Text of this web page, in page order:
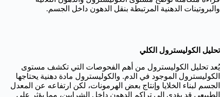
والبروتينات الدهنية المرتبطة بنقل الدهون داخل الجسم.
تحليل الكوليسترول الكلي
يُعد تحليل الكوليسترول من أهم الفحوصات التي تكشف مستوى
الكوليسترول الموجود في الدم. والكوليسترول مادة دهنية يحتاجها
الجسم لبناء الخلايا وإنتاج بعض الهرمونات، لكن ارتفاعه عن المعدل
الطبيعي قد يؤدي إلى تراكم الدهون داخل الشرايين، مما يؤثر على